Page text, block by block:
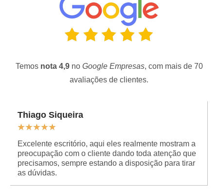
Temos nota 4,9 no Google Empresas, com mais de 70
avaliações de clientes.
Thiago Siqueira
★★★★★
Excelente escritório, aqui eles realmente mostram a
preocupação com o cliente dando toda atenção que
precisamos, sempre estando a disposição para tirar
as dúvidas.